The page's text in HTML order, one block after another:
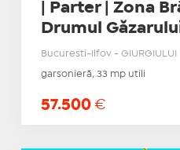
| Parter | Zona
Drumul
Bucuresti-Ilfov - GIURGIULUI
garsonieră, 33 mp utili
57.500 €